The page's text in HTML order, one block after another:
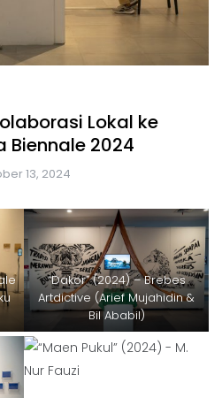
Lokal ke
2024
13, 2024
“Dakor” (2024) – Brebes
Artdictive (Arief Mujahidin &
Bil Ababil)